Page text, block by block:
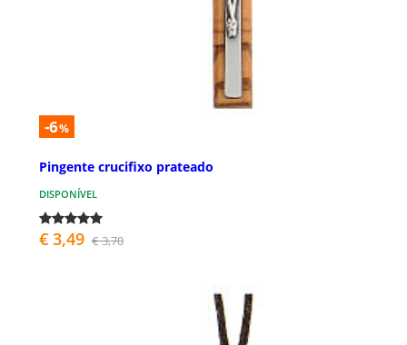
-6%
Pingente crucifixo prateado
DISPONÍVEL
€ 3,49 € 3,70